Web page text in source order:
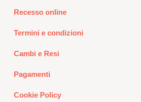
Recesso online
Termini e condizioni
Cambi e Resi
Pagamenti
Cookie Policy